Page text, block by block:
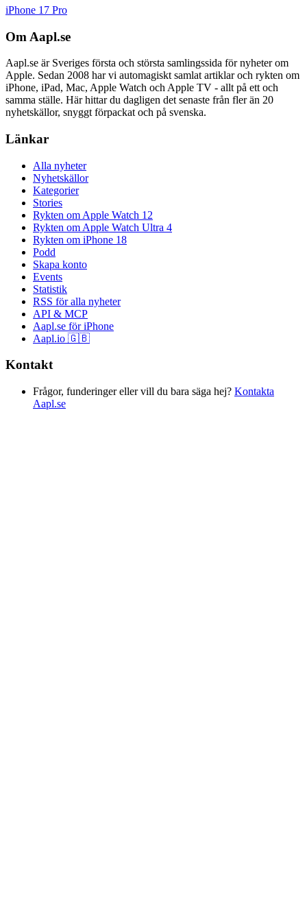
iPhone 17 Pro
Om Aapl.se
Aapl.se är Sveriges första och största samlingssida för nyheter om
Apple. Sedan 2008 har vi automagiskt samlat artiklar och rykten om
iPhone, iPad, Mac, Apple Watch och Apple TV - allt på ett och
samma ställe. Här hittar du dagligen det senaste från fler än 20
nyhetskällor, snyggt förpackat och på svenska.
Länkar
Alla nyheter
Nyhetskällor
Kategorier
Stories
Rykten om Apple Watch 12
Rykten om Apple Watch Ultra 4
Rykten om iPhone 18
Podd
Skapa konto
Events
Statistik
RSS för alla nyheter
API & MCP
Aapl.se för iPhone
Aapl.io 🇬🇧
Kontakt
Frågor, funderinger eller vill du bara säga hej? Kontakta
Aapl.se